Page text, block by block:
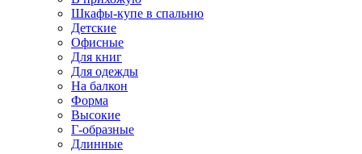
Шкафы-купе в спальню
Детские
Офисные
Для книг
Для одежды
На балкон
Форма
Высокие
Г-образные
Длинные